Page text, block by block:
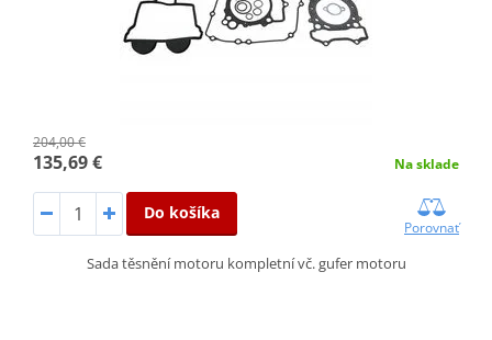
204,00 €
135,69 € Na sklade
Do košíka
Porovnať
Sada těsnění motoru kompletní vč. gufer motoru